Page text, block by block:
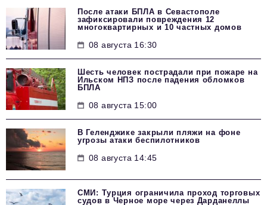
После атаки БПЛА в Севастополе
зафиксировали повреждения 12
многоквартирных и 10 частных домов
08 августа 16:30
Шесть человек пострадали при пожаре на
Ильском НПЗ после падения обломков
БПЛА
08 августа 15:00
В Геленджике закрыли пляжи на фоне
угрозы атаки беспилотников
08 августа 14:45
СМИ: Турция ограничила проход торговых
судов в Черное море через Дарданеллы